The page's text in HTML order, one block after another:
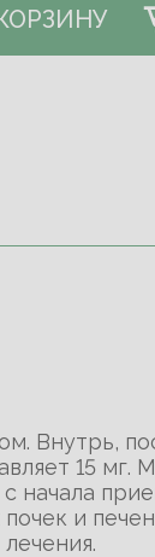
Внутрь,
15 мг.
начала
и